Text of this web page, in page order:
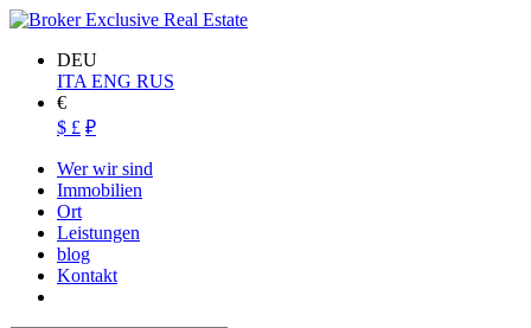
DEU
ITA ENG RUS
€
$ £ ₽
Wer wir sind
Immobilien
Ort
Leistungen
blog
Kontakt